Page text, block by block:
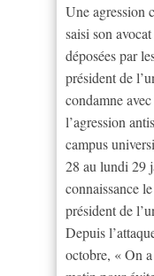
Une agression
saisi son
déposées par
président de
condamne
l’agression
campus
28 au lundi 29
connaissance
président de
Depuis
octobre, « On